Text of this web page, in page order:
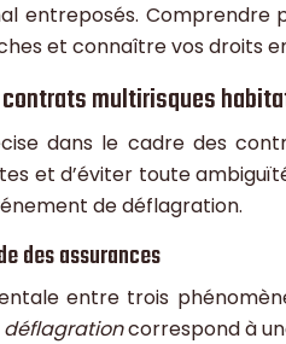
entreposés.
et connaître vos droits
multirisques
dans le cadre des
d’éviter toute
de déflagration.
des assurances
entre trois
déflagrationcorrespond à